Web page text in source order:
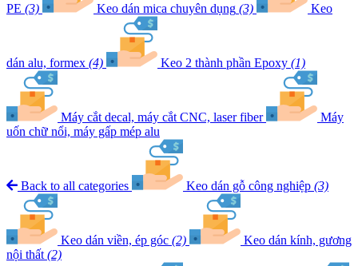
PE (3) Keo dán mica chuyên dụng (3) Keo
dán alu, formex (4) Keo 2 thành phần Epoxy (1)
Máy cắt decal, máy cắt CNC, laser fiber
Máy
uốn chữ nổi, máy gấp mép alu
Back to all categories Keo dán gỗ công nghiệp (3)
Keo dán viền, ép góc (2)
Keo dán kính, gương
nội thất (2)